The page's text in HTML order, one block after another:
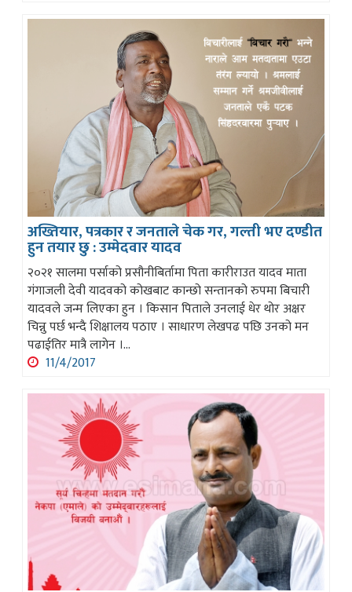
अख्तियार, पत्रकार र जनताले चेक गर, गल्ती भए दण्डीत
हुन तयार छु : उम्मेदवार यादव
२०२१ सालमा पर्साको प्रसौनीबिर्तामा पिता कारीराउत यादव माता
गंगाजली देवी यादवको कोखबाट कान्छो सन्तानको रुपमा बिचारी
यादवले जन्म लिएका हुन । किसान पिताले उनलाई धेर थोर अक्षर
चिन्नु पर्छ भन्दै शिक्षालय पठाए । साधारण लेखपढ पछि उनको मन
पढाईतिर मात्रै लागेन ।...
11/4/2017